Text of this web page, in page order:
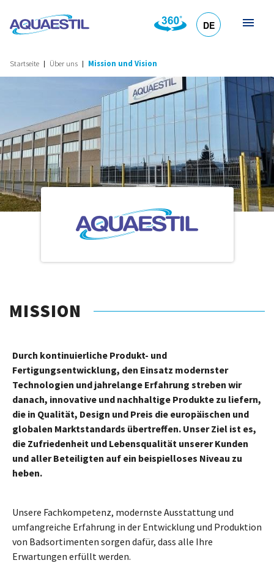
DE
Startseite Über uns Mission und Vision
MISSION
Durch kontinuierliche Produkt- und
Fertigungsentwicklung, den Einsatz modernster
Technologien und jahrelange Erfahrung streben wir
danach, innovative und nachhaltige Produkte zu liefern,
die in Qualität, Design und Preis die europäischen und
globalen Marktstandards übertreffen. Unser Ziel ist es,
die Zufriedenheit und Lebensqualität unserer Kunden
und aller Beteiligten auf ein beispielloses Niveau zu
heben.
Unsere Fachkompetenz, modernste Ausstattung und
umfangreiche Erfahrung in der Entwicklung und Produktion
von Badsortimenten sorgen dafür, dass alle Ihre
Erwartungen erfüllt werden.